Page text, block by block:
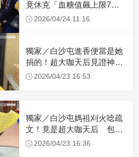
竟休克「血糖值飆上限7
倍」 醫曝原因
2026/04/24 11:16
獨家／白沙屯進香便當是她
捐的！超大咖天后見證神
蹟 一靠近媽祖就爆哭
2026/04/23 16:53
獨家／白沙屯媽祖刈火唸疏
文！竟是超大咖天后 包尿
布忍尿5小時不喊累
2026/04/23 16:36